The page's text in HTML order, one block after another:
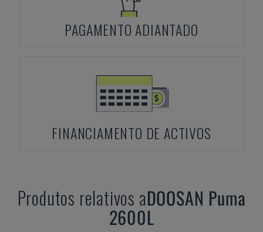
PAGAMENTO ADIANTADO
FINANCIAMENTO DE ACTIVOS
Produtos relativos aDOOSAN Puma
2600L